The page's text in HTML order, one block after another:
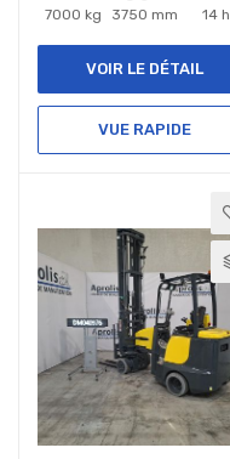
7000 kg 3750 mm 14 h
VOIR LE DÉTAIL
VUE RAPIDE